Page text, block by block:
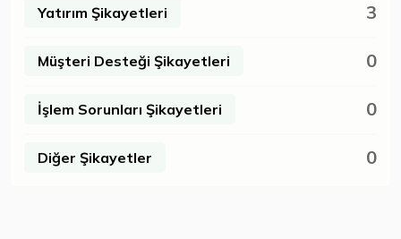
Yatırım Şikayetleri 3
Müşteri Desteği Şikayetleri 0
İşlem Sorunları Şikayetleri 0
Diğer Şikayetler 0